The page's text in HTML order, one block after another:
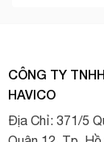
CÔNG TY
HAVICO
Địa Chỉ: 371/5